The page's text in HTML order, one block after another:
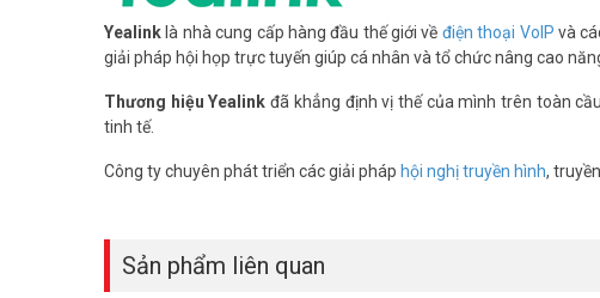
Yealinklà nhà cung cấp hàng đầu thế giới về điện thoại VoIP và
giải pháp hội họp trực tuyến giúp cá nhân và tổ chức nâng cao
Thương hiệu Yealink đã khẳng định vị thế của mình trên toàn
tinh tế.
Công ty chuyên phát triển các giải pháp hội nghị truyền hình,
Sản phẩm liên quan